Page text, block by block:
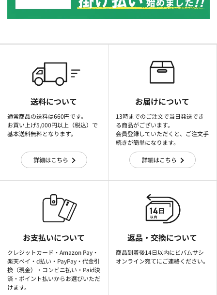
送料について
通常商品の送料は660円です。
お買い上げ5,000円以上（税込）で
基本送料無料となります。
詳細はこちら
お届けについて
13時までのご注文で当日発送でき
る商品がございます。
会員登録していただくと、ご注文手
続きが簡単になります。
詳細はこちら
お支払いについて
クレジットカード・Amazon Pay・
楽天ぺイ・d払い・PayPay・代金引
換（現金）・コンビニ払い・Paid決
済・ポイント払いからお選びいただ
けます。
返品・交換について
商品到着後14日以内にビバムサシ
オンライン宛てにご連絡ください。